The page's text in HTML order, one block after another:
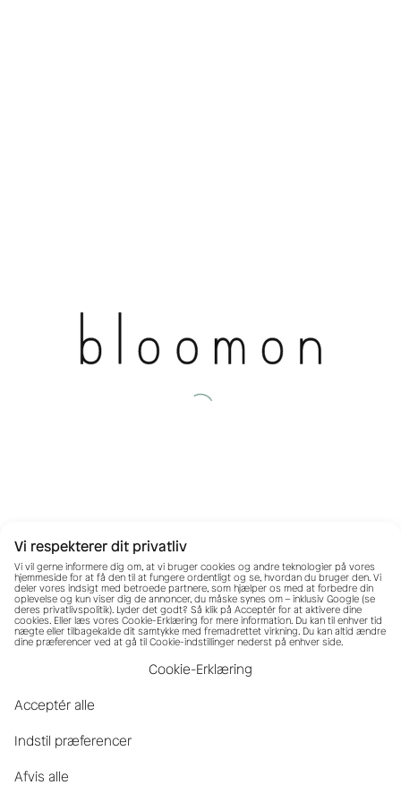
Vi respekterer dit privatliv
Vi vil gerne informere dig om, at vi bruger cookies og andre teknologier på vores
hjemmeside for at få den til at fungere ordentligt og se, hvordan du bruger den. Vi
deler vores indsigt med betroede partnere, som hjælper os med at forbedre din
oplevelse og kun viser dig de annoncer, du måske synes om – inklusiv Google (se
deres privatlivspolitik). Lyder det godt? Så klik på Acceptér for at aktivere dine
cookies. Eller læs vores Cookie-Erklæring for mere information. Du kan til enhver tid
nægte eller tilbagekalde dit samtykke med fremadrettet virkning. Du kan altid ændre
dine præferencer ved at gå til Cookie-indstillinger nederst på enhver side.
Cookie-Erklæring
Acceptér alle
Indstil præferencer
Afvis alle